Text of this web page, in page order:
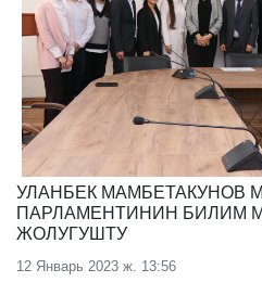
УЛАНБЕК МАМБЕТАКУНОВ
ПАРЛАМЕНТИНИН БИЛИМ
ЖОЛУГУШТУ
12 Январь 2023 ж. 13:56